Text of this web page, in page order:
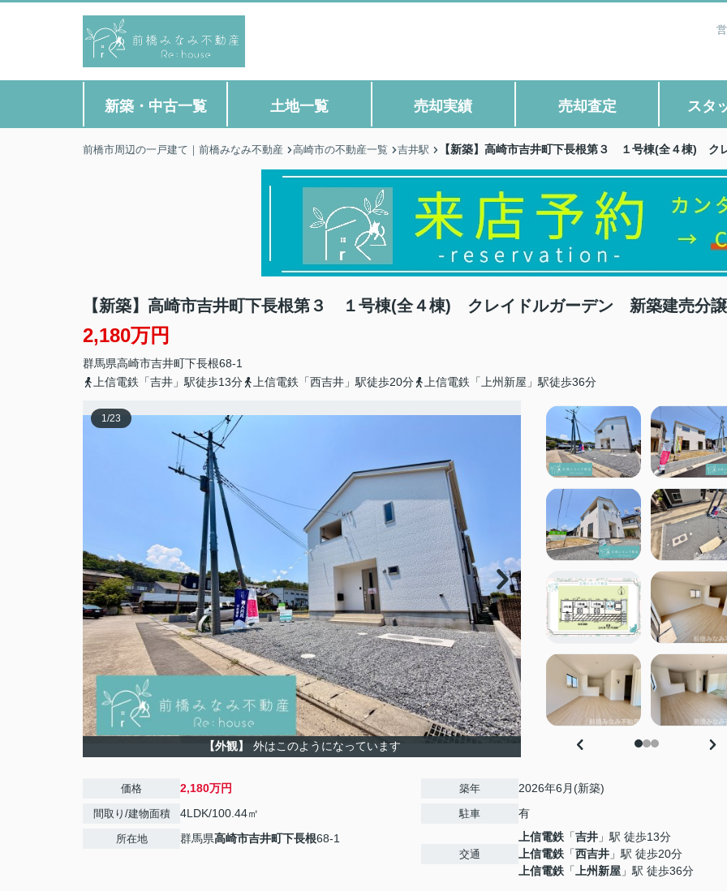
新築・中古一覧 土地一覧 売却実績 売却査定 スタ
前橋市周辺の一戸建て｜前橋みなみ不動産 高崎市の不動産一覧 吉井駅 【新築】高崎市吉井町下長根第３ １号棟(全４棟) ク
【新築】高崎市吉井町下長根第３ １号棟(全４棟) クレイドルガーデン 新築建売分譲
2,180万円
群馬県高崎市吉井町下長根68-1
上信電鉄「吉井」駅徒歩13分
上信電鉄「西吉井」駅徒歩20分 上信電鉄「上州新屋」駅徒歩36分
1/23
【外観】 外はこのようになっています
価格 2,180万円
間取り/建物面積 4LDK/100.44㎡
所在地 群馬県高崎市吉井町下長根68-1
築年 2026年6月(新築)
駐車 有
交通
上信電鉄 「吉井 」駅 徒歩13分
上信電鉄 「西吉井 」駅 徒歩20分
上信電鉄 「 上州新屋 」駅 徒歩36分